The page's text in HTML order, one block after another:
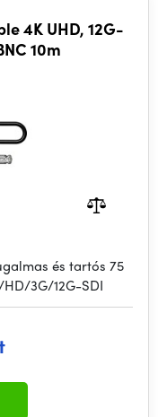
4K UHD, 12G-
10m
és tartós 75
3G/12G-SDI